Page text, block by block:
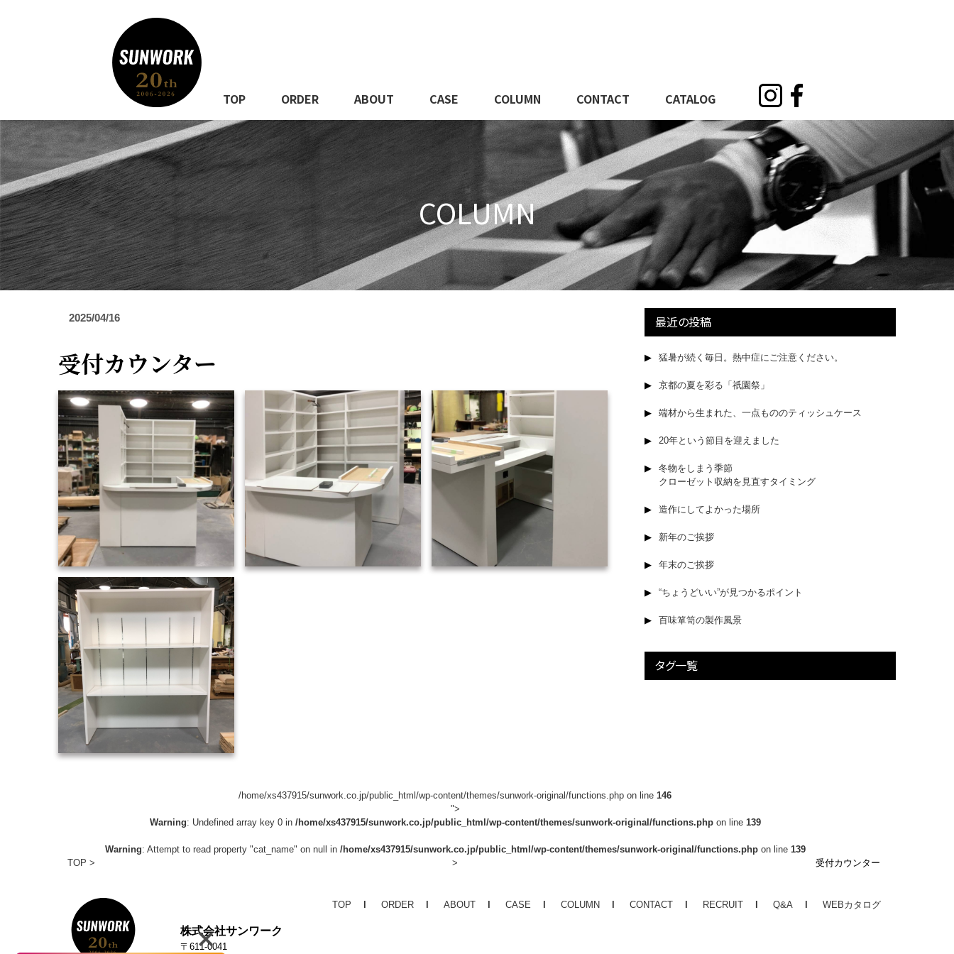
TOP ORDER ABOUT CASE COLUMN CONTACT CATALOG
COLUMN
2025/04/16
受付カウンター
最近の投稿
猛暑が続く毎日。熱中症にご注意ください。
京都の夏を彩る「祇園祭」
端材から生まれた、一点もののティッシュケース
20年という節目を迎えました
冬物をしまう季節
クローゼット収納を見直すタイミング
造作にしてよかった場所
新年のご挨拶
年末のご挨拶
“ちょうどいい”が見つかるポイント
百味箪笥の製作風景
タグ一覧
TOP
/home/xs437915/sunwork.co.jp/public_html/wp-content/themes/sunwork-original/functions.php on line 146
">
Warning: Undefined array key 0 in /home/xs437915/sunwork.co.jp/public_html/wp-content/themes/sunwork-original/functions.phpon line 139
Warning: Attempt to read property "cat_name" on null in /home/xs437915/sunwork.co.jp/public_html/wp-content/themes/sunwork-original/functions.phpon line 139
受付カウンター
株式会社サンワーク
〒611-0041
TOP ORDER ABOUT CASE COLUMN CONTACT RECRUIT Q&A WEBカタログ